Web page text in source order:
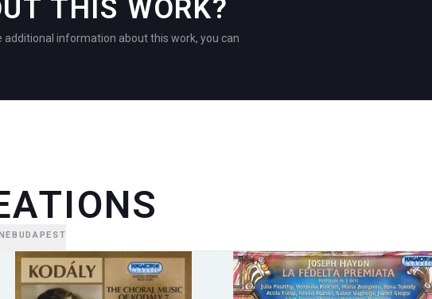
THIS WORK?
information about this work, you can
BUDAPEST